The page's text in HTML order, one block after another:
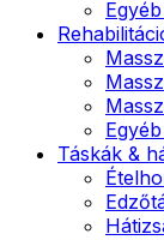
Táskák &